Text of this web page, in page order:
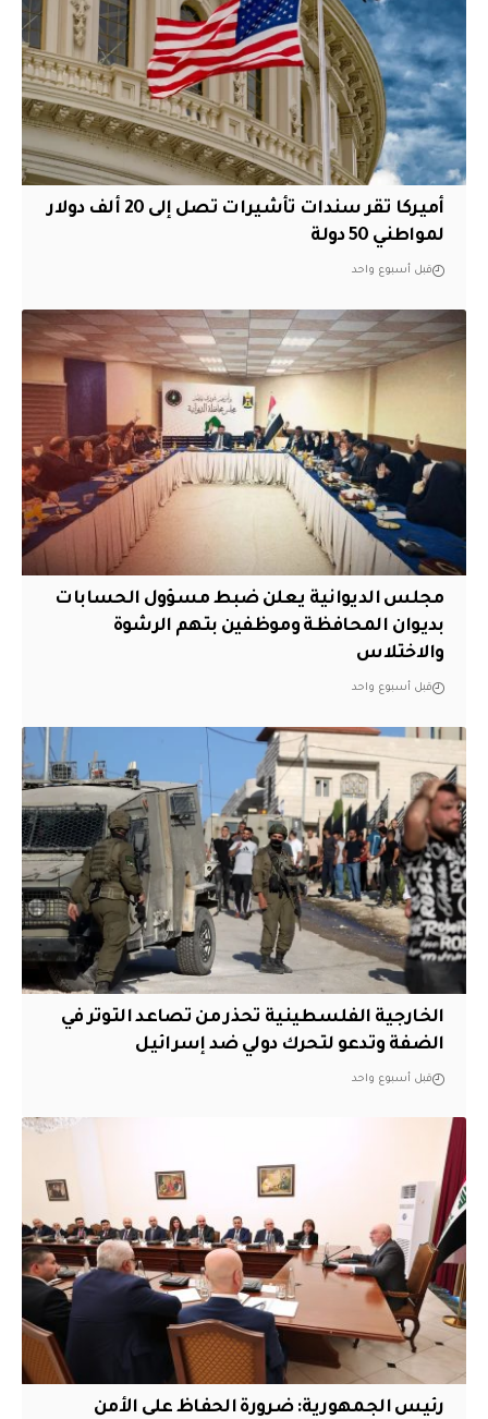
أميركا تقر سندات تأشيرات تصل إلى 20 ألف دولار
لمواطني 50 دولة
قبل أسبوع واحد
مجلس الديوانية يعلن ضبط مسؤول الحسابات
بديوان المحافظة وموظفين بتهم الرشوة
والاختلاس
قبل أسبوع واحد
الخارجية الفلسطينية تحذر من تصاعد التوتر في
الضفة وتدعو لتحرك دولي ضد إسرائيل
قبل أسبوع واحد
رئيس الجمهورية: ضرورة الحفاظ على الأمن